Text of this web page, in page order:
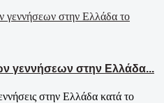
γεννήσεων στην Ελλάδα...
στην Ελλάδα κατά το